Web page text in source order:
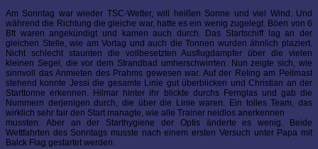
Am Sonntag war wieder TSC-Wetter, will heißen Sonne und viel Wind. Und
während die Richtung die gleiche war, hatte es ein wenig zugelegt. Böen von 6
Bft waren angekündigt und kamen auch durch. Das Startschiff lag an der
gleichen Stelle, wie am Vortag und auch die Tonnen wurden ähnlich plaziert.
Nicht schlecht staunten die vollbesetzten Ausflugdampfer über die vielen
kleinen Segel, die vor dem Strandbad umherschwirrten. Nun zeigte sich, wie
sinnvoll das Anmieten des Prahms gewesen war. Auf der Reling am Peilmast
stehend konnte Jessi die gesamte Linie gut überblicken und Christian an der
Starttonne erkennen. Hilmar hinter ihr blickte durchs Fernglas und gab die
Nummern derjenigen durch, die über die Linie waren. Ein tolles Team, das
wirklich sehr fair den Start managte, wie alle Trainer neidlos anerkennen
mussten. Aber an der Starthygiene der Optis änderte es wenig. Beide
Wettfahrten des Sonntags musste nach einem ersten Versuch unter Papa mit
Balck Flag gestartet werden.